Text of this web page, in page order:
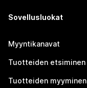
Sovellusluokat
Myyntikanavat
Tuotteiden etsiminen
Tuotteiden myyminen